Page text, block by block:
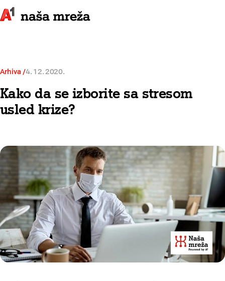
Arhiva 4. 12. 2020.
Kako da se izborite sa stresom
usled krize?